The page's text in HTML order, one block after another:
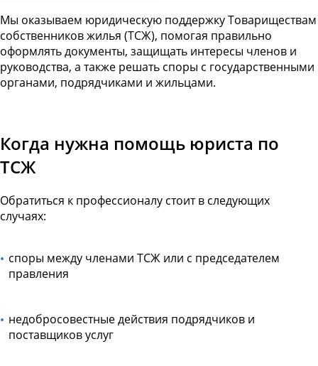
Мы оказываем юридическую поддержку Товариществам
собственников жилья (ТСЖ), помогая правильно
оформлять документы, защищать интересы членов и
руководства, а также решать споры с государственными
органами, подрядчиками и жильцами.
Когда нужна помощь юриста по
ТСЖ
Обратиться к профессионалу стоит в следующих
случаях:
споры между членами ТСЖ или с председателем
правления
недобросовестные действия подрядчиков и
поставщиков услуг